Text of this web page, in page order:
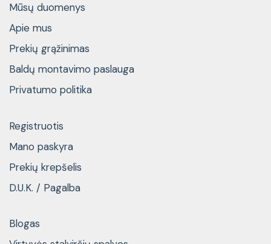
Mūsų duomenys
Apie mus
Prekių grąžinimas
Baldų montavimo paslauga
Privatumo politika
Registruotis
Mano paskyra
Prekių krepšelis
D.U.K. / Pagalba
Blogas